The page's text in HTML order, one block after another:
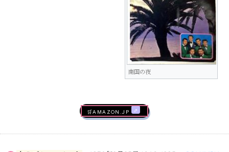
南国の夜
🛒AMAZON.jp